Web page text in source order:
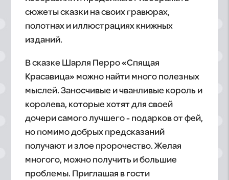
сюжеты сказки на своих гравюрах,
полотнах и иллюстрациях книжных
изданий.
В сказке Шарля Перро «Спящая
Красавица» можно найти много полезных
мыслей. Заносчивые и чванливые король и
королева, которые хотят для своей
дочери самого лучшего - подарков от фей,
но помимо добрых предсказаний
получают и злое пророчество. Желая
многого, можно получить и большие
проблемы. Приглашая в гости